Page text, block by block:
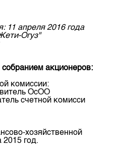
11 апреля 2016 года
Огуз"
акционеров:
комиссии:
ОсОО
счетной комисси
хозяйственной
2015 год.